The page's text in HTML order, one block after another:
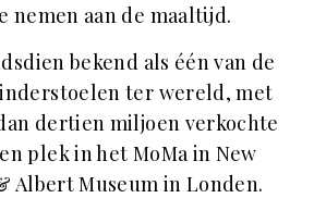
nemen aan de maaltijd.
bekend als één van de
ter wereld, met
dertien miljoen verkochte
plek in het MoMa in New
Albert Museum in Londen.